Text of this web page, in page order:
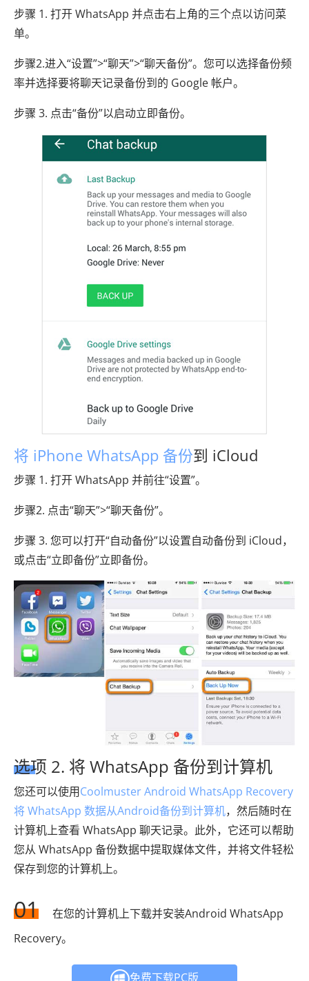
步骤 1. 打开 WhatsApp 并点击右上角的三个点以访问菜
单。
步骤2.进入“设置”>“聊天”>“聊天备份”。您可以选择备份频
率并选择要将聊天记录备份到的 Google 帐户。
步骤 3. 点击“备份”以启动立即备份。
将 iPhone WhatsApp 备份到 iCloud
步骤 1. 打开 WhatsApp 并前往“设置”。
步骤2. 点击“聊天”>“聊天备份”。
步骤 3. 您可以打开“自动备份”以设置自动备份到 iCloud，
或点击“立即备份”立即备份。
选项 2. 将 WhatsApp 备份到计算机
您还可以使用Coolmuster Android WhatsApp Recovery
将 WhatsApp 数据从Android备份到计算机，然后随时在
计算机上查看 WhatsApp 聊天记录。此外，它还可以帮助
您从 WhatsApp 备份数据中提取媒体文件，并将文件轻松
保存到您的计算机上。
01
在您的计算机上下载并安装Android WhatsApp
Recovery。
免费下载PC版